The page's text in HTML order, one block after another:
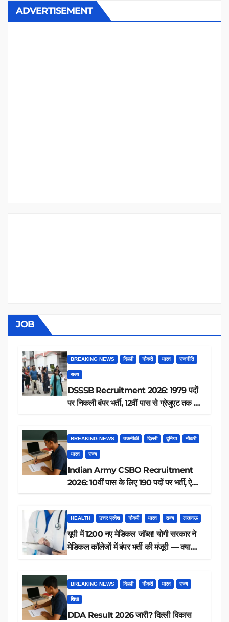
ADVERTISEMENT
JOB
BREAKING NEWS दिल्ली नौकरी भारत राजनीति
राज्य
DSSSB Recruitment 2026: 1979 पदों
पर निकली बंपर भर्ती, 12वीं पास से ग्रेजुएट तक करें
BREAKING NEWS तकनीकी दिल्ली दुनिया नौकरी
भारत राज्य
Indian Army CSBO Recruitment
2026: 10वीं पास के लिए 190 पदों पर भर्ती, ऐसे
HEALTH उत्तर प्रदेश नौकरी भारत राज्य लखनऊ
यूपी में 1200 नए मेडिकल जॉब्स! योगी सरकार ने
मेडिकल कॉलेजों में बंपर भर्ती की मंजूरी — क्या
BREAKING NEWS दिल्ली नौकरी भारत राज्य
शिक्षा
DDA Result 2026 जारी? दिल्ली विकास